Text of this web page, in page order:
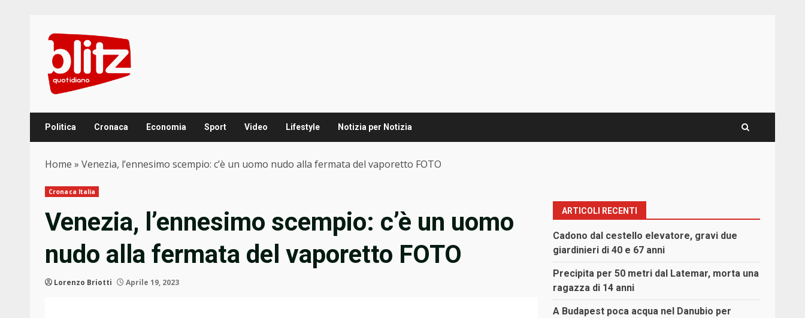
content
Politica Cronaca Economia Sport Video Lifestyle Notizia per Notizia
Home » Venezia, l’ennesimo scempio: c’è un uomo nudo alla fermata del vaporetto FOTO
Cronaca Italia
Venezia, l’ennesimo scempio: c’è un uomo
nudo alla fermata del vaporetto FOTO
Lorenzo Briotti Aprile 19, 2023
ARTICOLI RECENTI
Cadono dal cestello elevatore, gravi due
giardinieri di 40 e 67 anni
Precipita per 50 metri dal Latemar, morta una
ragazza di 14 anni
A Budapest poca acqua nel Danubio per